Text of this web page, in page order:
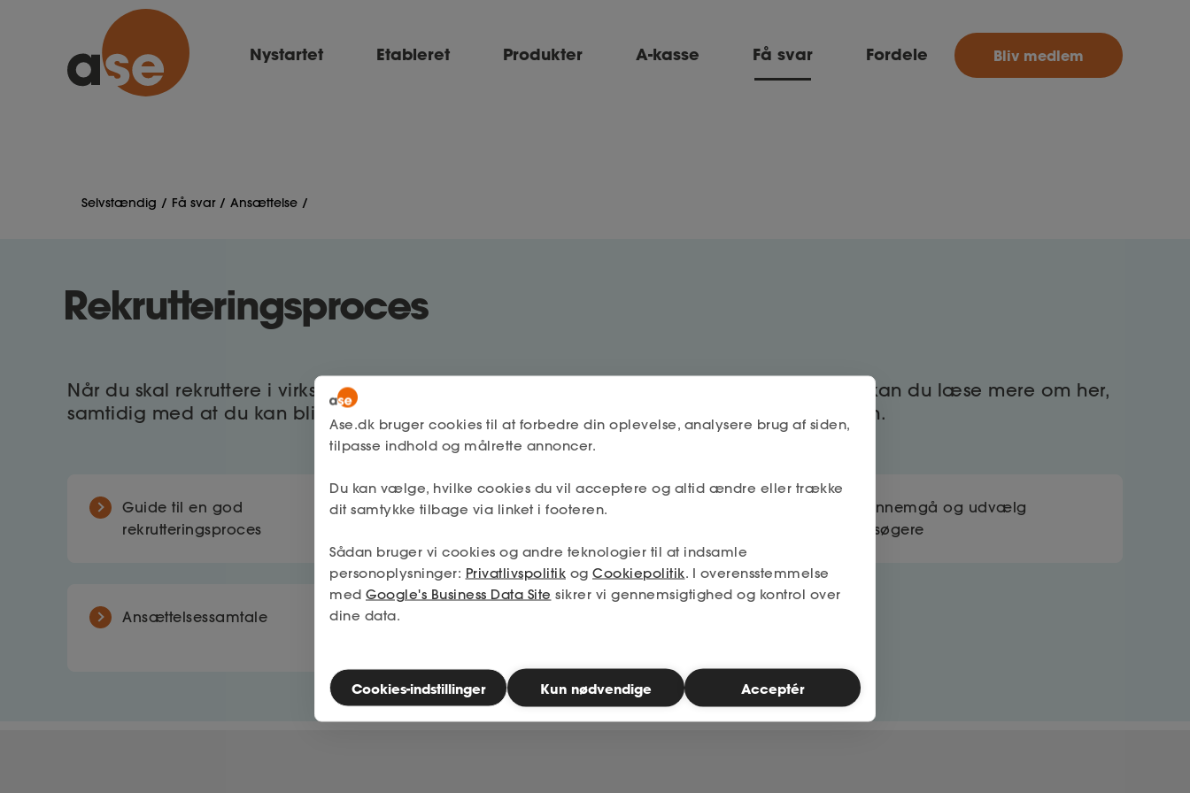
Ase
Nystartet Etableret Produkter A-kasse Få svar Fordele Bliv medlem
Selvstændig Få svar Ansættelse
Rekrutteringsproces
Når du skal rekruttere i virksomheden, er der typisk en nogenlunde fastlagt proces. Den kan du læse mere om her,
samtidig med at du kan blive klogere på, hvordan vi kan hjælpe dig gennem processen.
Guide til en god
rekrutteringsproces
Stillingsopslag
Gennemgå og udvælg
ansøgere
Ansættelsessamtale
Ase.dk bruger cookies til at forbedre din oplevelse, analysere brug af siden,
tilpasse indhold og målrette annoncer.
Du kan vælge, hvilke cookies du vil acceptere og altid ændre eller trække
dit samtykke tilbage via linket i footeren.
Sådan bruger vi cookies og andre teknologier til at indsamle
personoplysninger: Privatlivspolitik og Cookiepolitik. I overensstemmelse
med Google's Business Data Site sikrer vi gennemsigtighed og kontrol over
dine data.
Cookies-indstillinger Kun nødvendige Acceptér